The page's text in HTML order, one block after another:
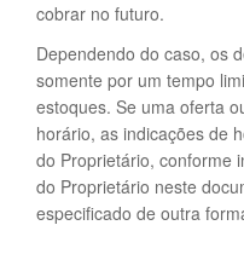
cobrar no futuro.
Dependendo do caso, os
somente por um tempo
estoques. Se uma oferta
horário, as indicações de
do Proprietário, conforme
do Proprietário neste
especificado de outra